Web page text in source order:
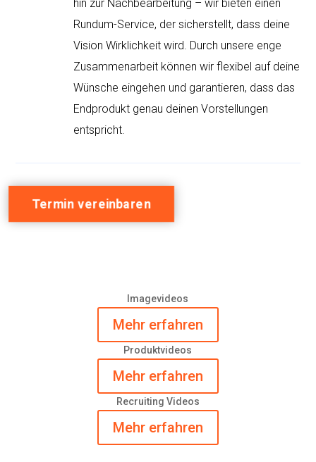
hin zur Nachbearbeitung – wir bieten einen
Rundum-Service, der sicherstellt, dass deine
Vision Wirklichkeit wird. Durch unsere enge
Zusammenarbeit können wir flexibel auf deine
Wünsche eingehen und garantieren, dass das
Endprodukt genau deinen Vorstellungen
entspricht.
Termin vereinbaren
Imagevideos
Mehr erfahren
Produktvideos
Mehr erfahren
Recruiting Videos
Mehr erfahren